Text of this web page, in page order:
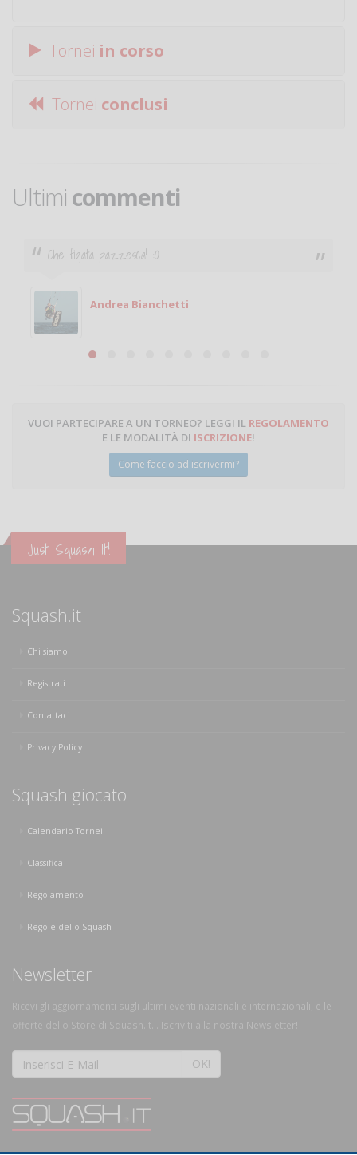
Tornei in corso
Tornei conclusi
Ultimi commenti
Che figata pazzesca! :O
Andrea Bianchetti
VUOI PARTECIPARE A UN TORNEO? LEGGI IL REGOLAMENTO
E LE MODALITÀ DI ISCRIZIONE!
Come faccio ad iscrivermi?
Just Squash It!
Squash.it
Chi siamo
Registrati
Contattaci
Privacy Policy
Squash giocato
Calendario Tornei
Classifica
Regolamento
Regole dello Squash
Newsletter
Ricevi gli aggiornamenti sugli ultimi eventi nazionali e internazionali, e le
offerte dello Store di Squash.it... Iscriviti alla nostra Newsletter!
OK!